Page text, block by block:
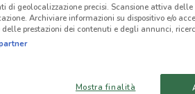
SESTO FIORENTINO CAMPI
di geolocalizzazione precisi. Scansione attiva
Archiviare informazioni su dispositivo e/o
prestazioni dei contenuti e degli annunci,
Mostra finalità